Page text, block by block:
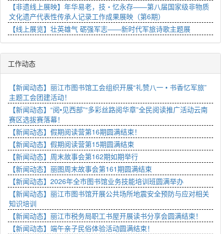
【非遗线上展映】年华易老，技・忆永存——第八届国家级非物质
文化遗产代表性传承人记录工作成果展映（第6期）
【线上展览】壮英雄气 砺强军志——新时代军旅诗歌主题展
工作动态
【新闻动态】丽江市图书馆工会组织开展“礼赞八一 • 书香忆军旅”
主题工会团建活动！
【新闻动态】“阅•见西部”“多彩丝路阅华章”全民阅读推广活动云南
赛区选拔赛落幕！
【新闻动态】假期阅读营第16期圆满结束！
【新闻动态】假期阅读营第15期圆满结束
【新闻动态】周末故事会第162期如期举行
【新闻动态】丽图周末故事会第161期圆满结束
【新闻动态】2026年全市图书馆业务技能培训班圆满举办
【新闻动态】丽江市图书馆开展公共场所地震安全预防与应对相关
知识培训
【新闻动态】丽江市税务局职工书屋开展读书分享会圆满结束！
【新闻动态】端午亲子民俗体验活动圆满结束！